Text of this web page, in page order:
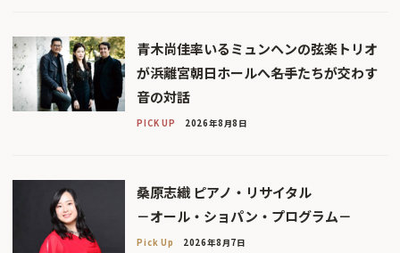
青木尚佳率いるミュンヘンの弦楽トリオ
が浜離宮朝日ホールへ――名手たちが交わす
音の対話
PICK UP 2026年8月8日
桑原志織 ピアノ・リサイタル
－オール・ショパン・プログラム－
Pick Up 2026年8月7日